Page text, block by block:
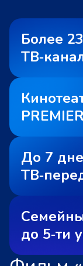
Более
До 7
до 5‑ти